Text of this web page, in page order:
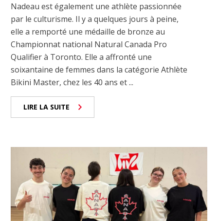
Nadeau est également une athlète passionnée
par le culturisme. Il y a quelques jours à peine,
elle a remporté une médaille de bronze au
Championnat national Natural Canada Pro
Qualifier à Toronto. Elle a affronté une
soixantaine de femmes dans la catégorie Athlète
Bikini Master, chez les 40 ans et ...
LIRE LA SUITE